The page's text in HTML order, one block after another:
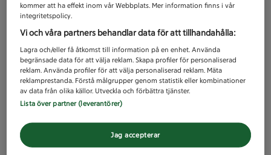
kommer att ha effekt inom vår Webbplats. Mer information finns i vår
integritetspolicy.
Vi och våra partners behandlar data för att tillhandahålla:
Lagra och/eller få åtkomst till information på en enhet. Använda
begränsade data för att välja reklam. Skapa profiler för personaliserad
reklam. Använda profiler för att välja personaliserad reklam. Mäta
reklamprestanda. Förstå målgrupper genom statistik eller kombinationer
av data från olika källor. Utveckla och förbättra tjänster.
Lista över partner (leverantörer)
Jag accepterar